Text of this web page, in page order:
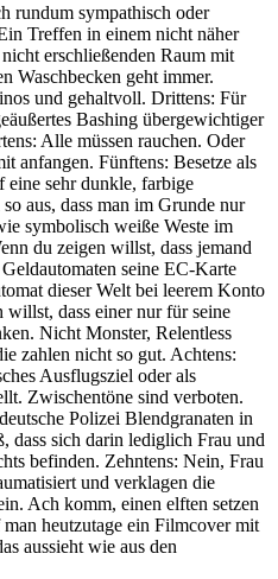
rundum sympathisch oder
Treffen in einem nicht näher
erschließenden Raum mit
Waschbecken geht immer.
und gehaltvoll. Drittens: Für
Bashing übergewichtiger
Alle müssen rauchen. Oder
anfangen. Fünftens: Besetze als
sehr dunkle, farbige
aus, dass man im Grunde nur
symbolisch weiße Weste im
du zeigen willst, dass jemand
seine EC-Karte
dieser Welt bei leerem Konto
willst, dass einer nur für seine
Nicht Monster, Relentless
zahlen nicht so gut. Achtens:
Ausflugsziel oder als
Zwischentöne sind verboten.
Polizei Blendgranaten in
dass sich darin lediglich Frau und
befinden. Zehntens: Nein, Frau
und verklagen die
Ach komm, einen elften setzen
heutzutage ein Filmcover mit
aussieht wie aus den